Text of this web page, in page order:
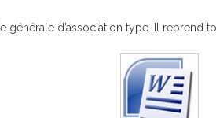
générale d’association type. Il reprend